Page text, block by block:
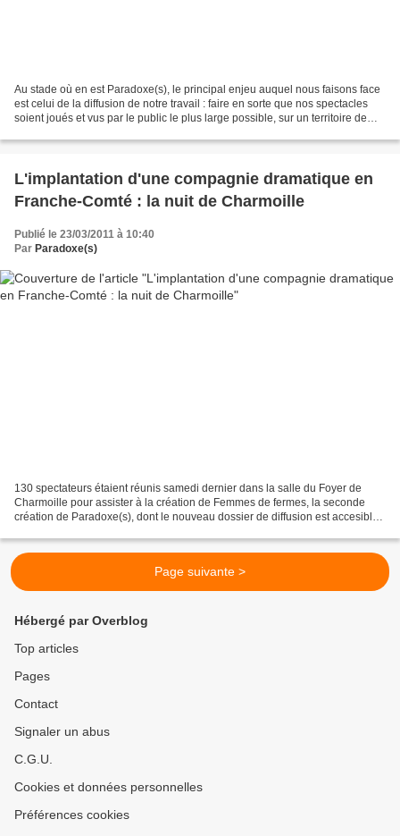
Au stade où en est Paradoxe(s), le principal enjeu auquel nous faisons face
est celui de la diffusion de notre travail : faire en sorte que nos spectacles
soient joués et vus par le public le plus large possible, sur un territoire de
L'implantation d'une compagnie dramatique en
Franche-Comté : la nuit de Charmoille
Publié le 23/03/2011 à 10:40
Par Paradoxe(s)
130 spectateurs étaient réunis samedi dernier dans la salle du Foyer de
Charmoille pour assister à la création de Femmes de fermes, la seconde
création de Paradoxe(s), dont le nouveau dossier de diffusion est accesible
Page suivante >
Hébergé par Overblog
Top articles
Pages
Contact
Signaler un abus
C.G.U.
Cookies et données personnelles
Préférences cookies